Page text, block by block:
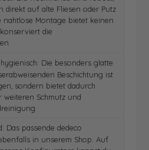
direkt auf alte Fliesen oder Putz
nahtlose Montage bietet keinen
die
Die besonders glatte
Beschichtung ist
sondern bietet dadurch
Schmutz und
Das passende dedeco
in unserem Shop. Auf